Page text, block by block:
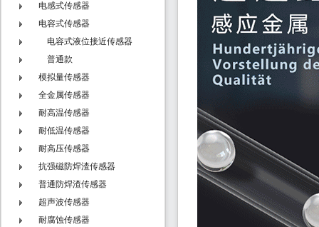
电感式传感器
电容式传感器
电容式液位接近传感器
普通款
模拟量传感器
全金属传感器
耐高温传感器
耐低温传感器
耐高压传感器
抗强磁防焊渣传感器
普通防焊渣传感器
超声波传感器
耐腐蚀传感器